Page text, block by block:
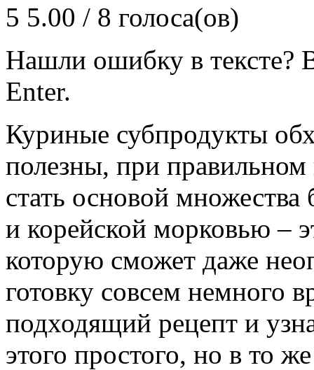
5 5.00 / 8 голоса(ов)
Нашли ошибку в тексте?
Enter.
Куриные субпродукты
полезны, при
стать основой
и корейской морковью –
которую сможет даже
готовку совсем немного
подходящий рецепт и
этого простого, но в то